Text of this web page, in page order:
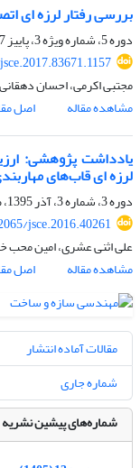
بررسی رفتار لرزه ای
دوره 5، شماره ویژه 3، پاییز 1397، صفحه
مجتبی اکرمی، احسان دهقانی
مشاهده مقاله
اصل
یادداشت پژوهشی:
لرزه ای قاب‌های
دوره 3، شماره 3، آذر 1395، صفحه
jsce.2016.40261
علی اثنی عشری، امین محب
مشاهده مقاله
اصل
مقالات آماده انتشار
شماره جاری
شماره‌های پیشین نشریه